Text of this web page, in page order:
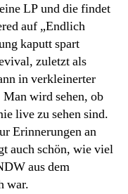
LP und die findet
auf „Endlich
kaputt spart
zuletzt als
in verkleinerter
wird sehen, ob
live zu sehen sind.
Erinnerungen an
auch schön, wie viel
aus dem
war.